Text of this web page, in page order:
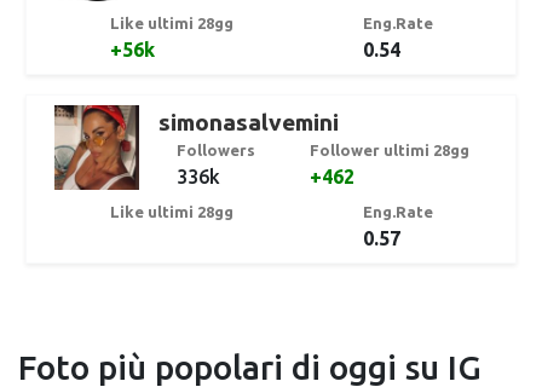
Like ultimi 28gg
+56k
Eng.Rate
0.54
simonasalvemini
Followers
336k
Follower ultimi 28gg
+462
Like ultimi 28gg Eng.Rate
0.57
Foto più popolari di oggi su IG